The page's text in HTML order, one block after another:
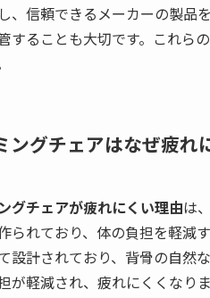
、信頼できるメーカーの製品
することも大切です。これら
ングチェアはなぜ疲れ
グチェアが疲れにくい理由は
られており、体の負担を軽減
設計されており、背骨の自然
が軽減され、疲れにくくなりま